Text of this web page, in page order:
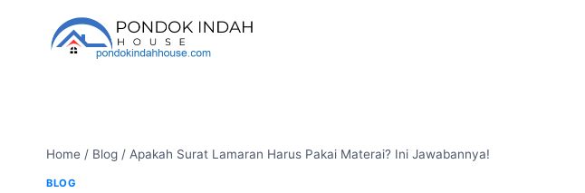
content
Home / Blog / Apakah Surat Lamaran Harus Pakai Materai? Ini Jawabannya!
BLOG